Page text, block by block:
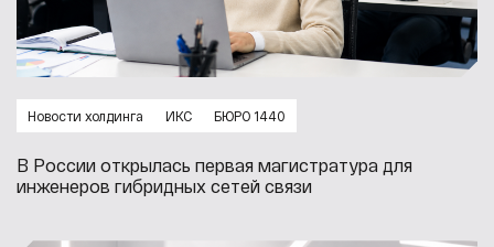
Новости холдинга ИКС БЮРО 1440
В России открылась первая магистратура для
инженеров гибридных сетей связи